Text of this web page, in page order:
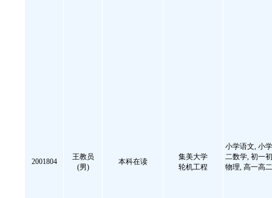
2001804
王教员
(男)
本科在读
集美大学
轮机工程
小学语文, 小
二数学, 初一
物理, 高一高